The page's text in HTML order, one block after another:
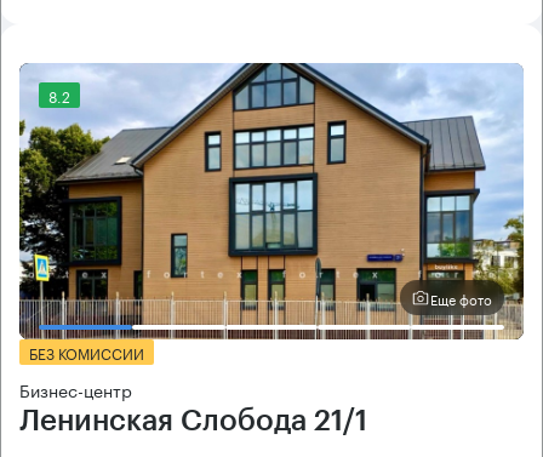
8.2
Еще фото
БЕЗ КОМИССИИ
Бизнес-центр
Ленинская Слобода 21/1